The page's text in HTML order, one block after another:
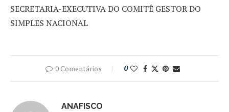
SECRETARIA-EXECUTIVA DO COMITÊ GESTOR DO
SIMPLES NACIONAL
0 Comentários 0
ANAFISCO